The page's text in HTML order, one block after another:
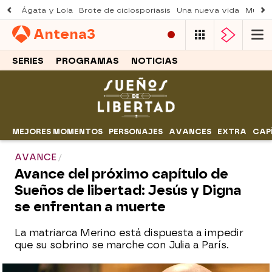
Ágata y Lola Brote de ciclosporiasis Una nueva vida
Antena3
SERIES PROGRAMAS NOTICIAS
MEJORES MOMENTOS PERSONAJES AVANCES EXTRA
AVANCE
Avance del próximo capítulo de
Sueños de libertad: Jesús y Digna
se enfrentan a muerte
La matriarca Merino está dispuesta a impedir
que su sobrino se marche con Julia a París.